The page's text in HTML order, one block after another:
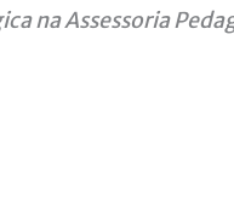
na Assessoria